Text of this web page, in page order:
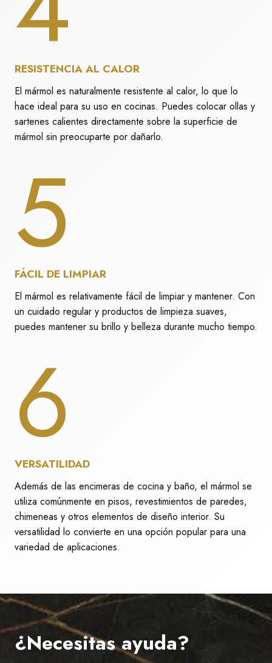
RESISTENCIA AL CALOR
El mármol es naturalmente resistente al calor, lo que lo
hace ideal para su uso en cocinas. Puedes colocar ollas y
sartenes calientes directamente sobre la superficie de
mármol sin preocuparte por dañarlo.
5
FÁCIL DE LIMPIAR
El mármol es relativamente fácil de limpiar y mantener. Con
un cuidado regular y productos de limpieza suaves,
puedes mantener su brillo y belleza durante mucho tiempo.
6
VERSATILIDAD
Además de las encimeras de cocina y baño, el mármol se
utiliza comúnmente en pisos, revestimientos de paredes,
chimeneas y otros elementos de diseño interior. Su
versatilidad lo convierte en una opción popular para una
variedad de aplicaciones.
¿Necesitas ayuda?